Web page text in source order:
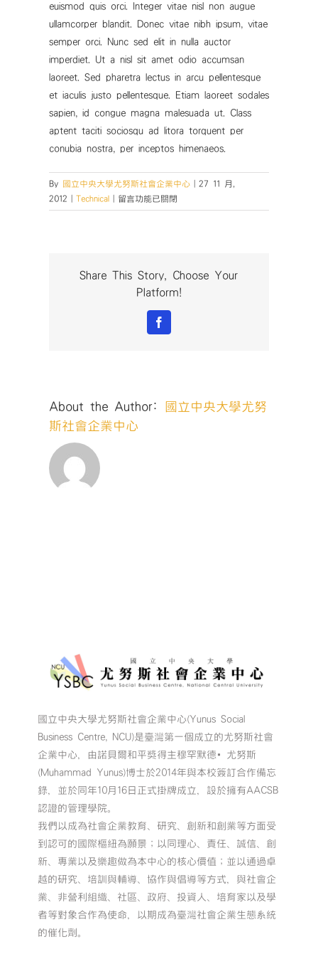
euismod quis orci. Integer vitae nisl non augue
ullamcorper blandit. Donec vitae nibh ipsum, vitae
semper orci. Nunc sed elit in nulla auctor
imperdiet. Ut a nisl sit amet odio accumsan
laoreet. Sed pharetra lectus in arcu pellentesque
et iaculis justo pellentesque. Etiam laoreet sodales
sapien, id congue magna malesuada ut. Class
aptent taciti sociosqu ad litora torquent per
conubia nostra, per inceptos himenaeos.
By 國立中央大學尤努斯社會企業中心
27 11 月,
2012
Technical
在
〈Fusce
commodo
留言功能已關閉
Share This Story, Choose Your
Platform!
Facebook
About the Author:
國立中央大學尤努
斯社會企業中心
國立中央大學尤努斯社會企業中心(Yunus Social
Business Centre, NCU)是臺灣第一個成立的尤努斯社會
企業中心，由諾貝爾和平獎得主穆罕默德•尤努斯
(Muhammad Yunus)博士於2014年與本校簽訂合作備忘
錄，並於同年10月16日正式掛牌成立，設於擁有AACSB
認證的管理學院。
我們以成為社會企業教育、研究、創新和創業等方面受
到認可的國際樞紐為願景；以同理心、責任、誠信、創
新、專業以及樂趣做為本中心的核心價值；並以通過卓
越的研究、培訓與輔導、協作與倡導等方式，與社會企
業、非營利組織、社區、政府、投資人、培育家以及學
者等對象合作為使命，以期成為臺灣社會企業生態系統
的催化劑。